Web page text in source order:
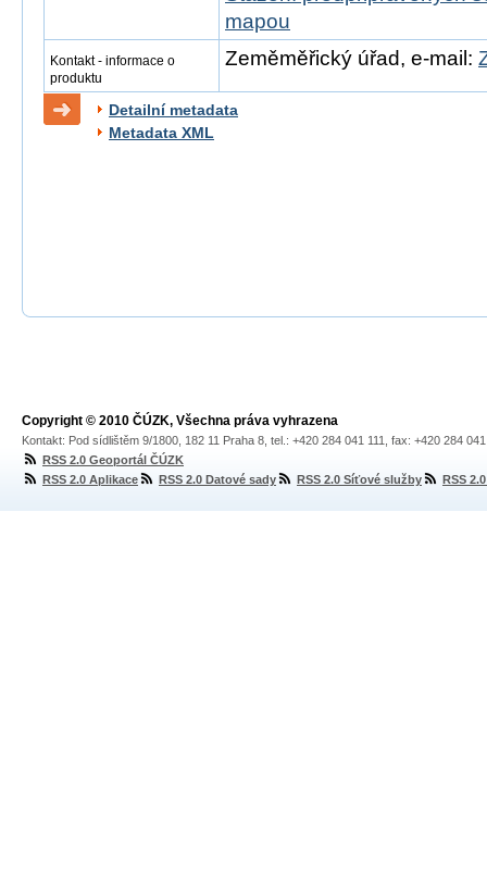
mapou
Kontakt - informace o
produktu
Zeměměřický úřad, e-mail:
Detailní metadata
Metadata XML
Copyright © 2010 ČÚZK, Všechna práva vyhrazena
Kontakt: Pod sídlištěm 9/1800, 182 11 Praha 8, tel.: +420 284 041 111, fax: +420 284
RSS 2.0 Geoportál ČÚZK
RSS 2.0 Aplikace
RSS 2.0 Datové sady RSS 2.0 Síťové služby RSS